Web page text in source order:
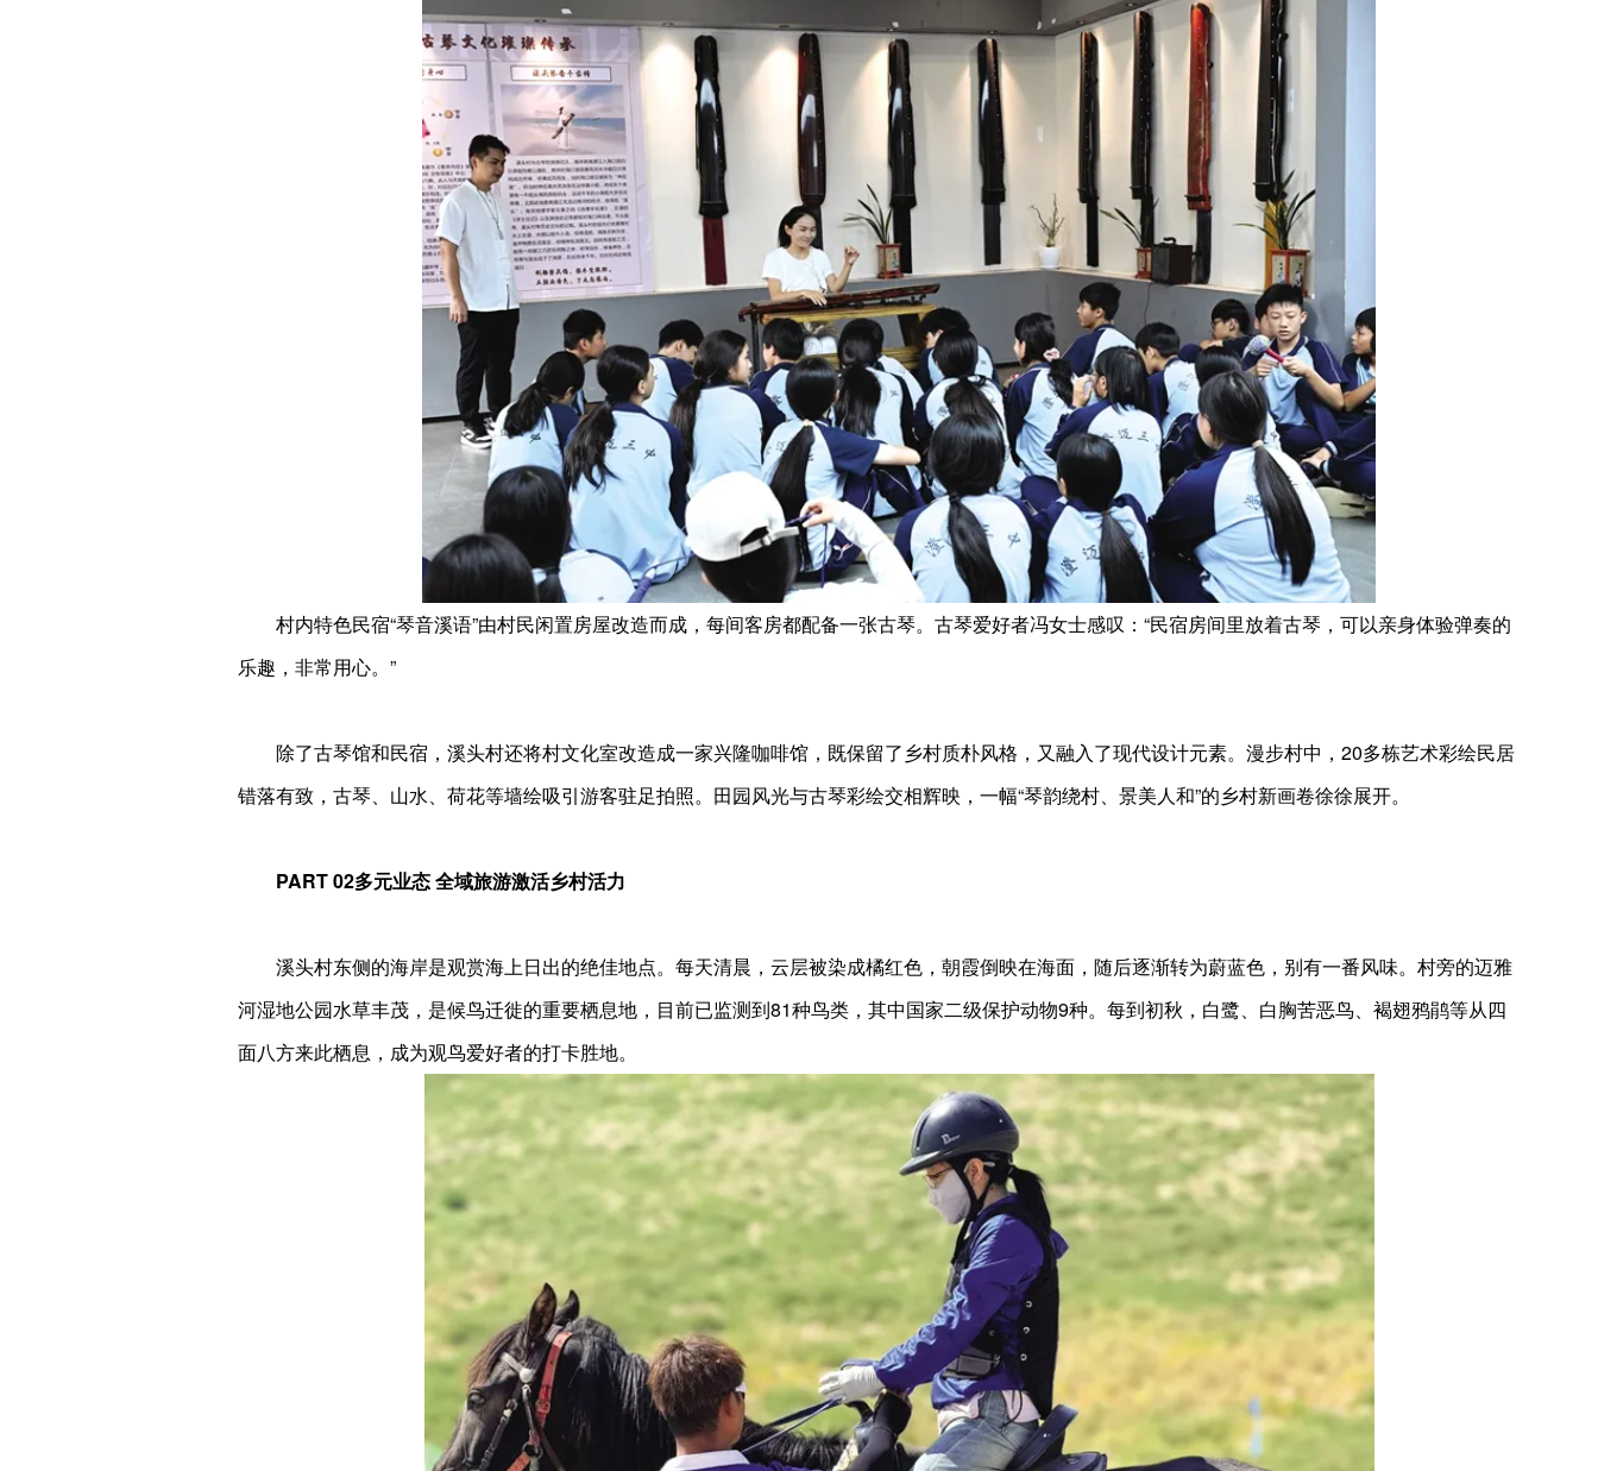
村内特色民宿“琴音溪语”由村民闲置房屋改造而成，每间客房都配备一张古琴。古琴爱好者冯女士感叹：“民宿房间里放着古琴，可以亲身体验弹奏的
乐趣，非常用心。”
除了古琴馆和民宿，溪头村还将村文化室改造成一家兴隆咖啡馆，既保留了乡村质朴风格，又融入了现代设计元素。漫步村中，20多栋艺术彩绘民居
错落有致，古琴、山水、荷花等墙绘吸引游客驻足拍照。田园风光与古琴彩绘交相辉映，一幅“琴韵绕村、景美人和”的乡村新画卷徐徐展开。
PART 02多元业态 全域旅游激活乡村活力
溪头村东侧的海岸是观赏海上日出的绝佳地点。每天清晨，云层被染成橘红色，朝霞倒映在海面，随后逐渐转为蔚蓝色，别有一番风味。村旁的迈雅
河湿地公园水草丰茂，是候鸟迁徙的重要栖息地，目前已监测到81种鸟类，其中国家二级保护动物9种。每到初秋，白鹭、白胸苦恶鸟、褐翅鸦鹃等从四
面八方来此栖息，成为观鸟爱好者的打卡胜地。